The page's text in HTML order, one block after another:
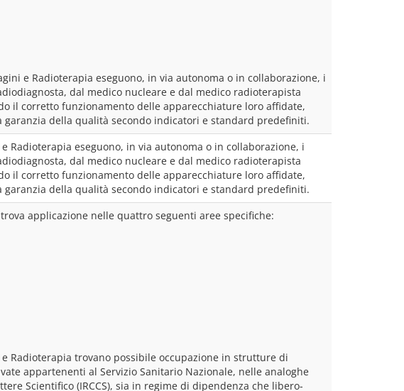
e Radioterapia eseguono, in via autonoma o in collaborazione, i
dal medico nucleare e dal medico radioterapista
il corretto funzionamento delle apparecchiature loro affidate,
della qualità secondo indicatori e standard predefiniti.
Radioterapia eseguono, in via autonoma o in collaborazione, i
dal medico nucleare e dal medico radioterapista
il corretto funzionamento delle apparecchiature loro affidate,
della qualità secondo indicatori e standard predefiniti.
applicazione nelle quattro seguenti aree specifiche:
Radioterapia trovano possibile occupazione in strutture di
appartenenti al Servizio Sanitario Nazionale, nelle analoghe
Scientifico (IRCCS), sia in regime di dipendenza che libero-